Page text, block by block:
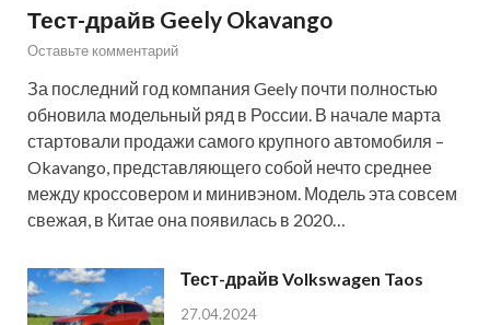
Тест-драйв Geely Okavango
Оставьте комментарий
За последний год компания Geely почти полностью
обновила модельный ряд в России. В начале марта
стартовали продажи самого крупного автомобиля –
Okavango, представляющего собой нечто среднее
между кроссовером и минивэном. Модель эта совсем
свежая, в Китае она появилась в 2020…
Тест-драйв Volkswagen Taos
27.04.2024